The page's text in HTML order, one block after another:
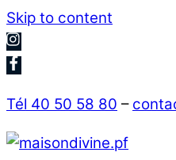
Skip to content
Tél 40 50 58 80 –